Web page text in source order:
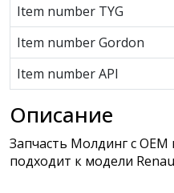
Item number TYG
Item number Gordon
Item number API
Описание
Запчасть Молдинг с
подходит к модели